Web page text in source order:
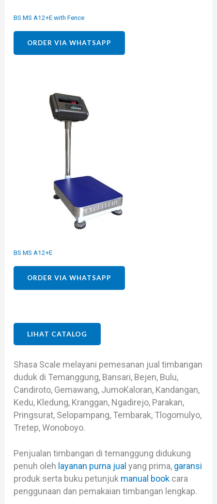
BS MS A12+E with Fence
ORDER VIA WHATSAPP
BS MS A12+E
ORDER VIA WHATSAPP
LIHAT CATALOG
Shasa Scale melayani pemesanan jual timbangan
duduk di Temanggung, Bansari, Bejen, Bulu,
Candiroto, Gemawang, JumoKaloran, Kandangan,
Kedu, Kledung, Kranggan, Ngadirejo, Parakan,
Pringsurat, Selopampang, Tembarak, Tlogomulyo,
Tretep, Wonoboyo.
Penjualan timbangan di temanggung didukung
penuh oleh layanan purna jual yang prima, garansi
produk serta buku petunjuk manual bookcara
penggunaan dan pemakaian timbangan lengkap.